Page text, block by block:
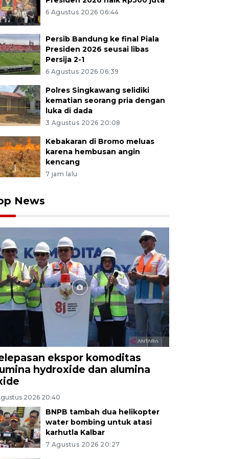
6 Agustus 2026 06:44
Persib Bandung ke final Piala
Presiden 2026 seusai libas
Persija 2-1
6 Agustus 2026 06:39
Polres Singkawang selidiki
kematian seorang pria dengan
luka di dada
3 Agustus 2026 20:08
Kebakaran di Bromo meluas
karena hembusan angin
kencang
7 jam lalu
News
ekspor komoditas
hydroxide dan alumina
2026 20:40
BNPB tambah dua helikopter
water bombing untuk atasi
karhutla Kalbar
7 Agustus 2026 20:27